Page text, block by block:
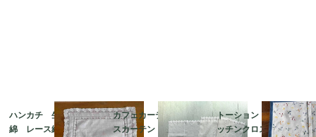
ハンカチ 生成り色木
綿 レース縁取り 白
カフェカーテン レー
スカーテン とんぼ刺
トーション ２枚組 キ
ッチンクロス テーブ